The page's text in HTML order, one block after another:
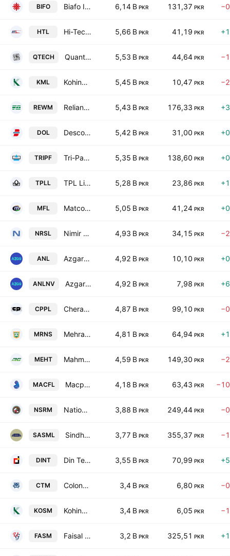
BIFO Biafo Industries Limited 6,14 B PKR 131,37 PKR
HTL Hi-Tech Lubricants Ltd. 5,66 B PKR 41,19 PKR
QTECH Quantum Data Technologies Limited 5,53 B PKR 44,64 PKR
KML Kohinoor Mills Limited 5,45 B PKR 10,47 PKR
REWM Reliance Weaving Mills Limited 5,43 B PKR 176,33 PKR
DOL Descon Oxychem Limited 5,42 B PKR 31,00 PKR
TRIPF Tri-Pack Films Ltd. 5,35 B PKR 138,60 PKR
TPLL TPL Life Insurance Limited 5,28 B PKR 23,86 PKR
MFL Matco Foods Ltd 5,05 B PKR 41,24 PKR
NRSL Nimir Resins Ltd. 4,93 B PKR 34,15 PKR
ANL Azgard Nine Limited 4,92 B PKR 10,10 PKR
ANLNV Azgard Nine Limited 4,92 B PKR 7,98 PKR
CPPL Cherat Packaging Limited 4,87 B PKR 99,10 PKR
MRNS Mehran Sugar Mills Limited 4,81 B PKR 64,94 PKR
MEHT Mahmood Textile Mills Limited 4,59 B PKR 149,30 PKR
MACFL Macpac Films Limited 4,18 B PKR 63,43 PKR
NSRM National Silk & Rayon Mills Ltd. 3,88 B PKR 249,44 PKR
SASML Sindh Abadgars Sugar Mills Limited 3,77 B PKR 355,37 PKR
DINT Din Textile Mills Limited 3,55 B PKR 70,99 PKR
CTM Colony Textile Mills Ltd. 3,4 B PKR 6,80 PKR
KOSM Kohinoor Spinning Mills Limited 3,4 B PKR 6,05 PKR
FASM Faisal Spinning Mills Limited 3,2 B PKR 325,51 PKR